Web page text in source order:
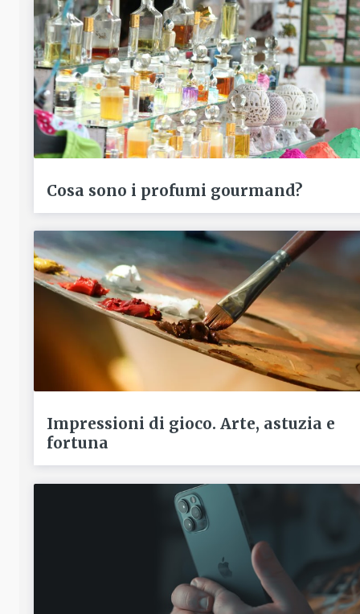
Cosa sono i profumi gourmand?
Impressioni di gioco. Arte, astuzia e
fortuna